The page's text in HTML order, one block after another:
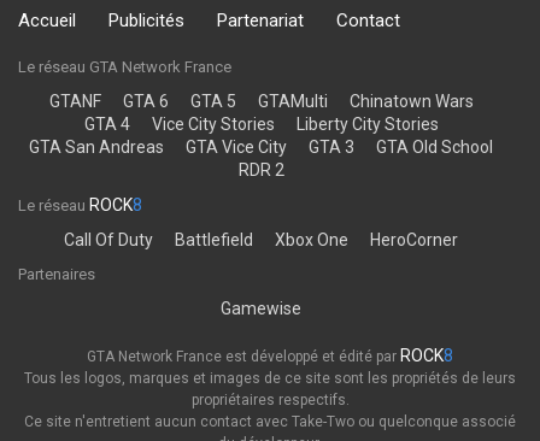
Accueil Publicités Partenariat Contact
Le réseau GTA Network France
GTANF GTA 6 GTA 5 GTAMulti
Chinatown Wars
GTA 4
Vice City Stories
Liberty City Stories
GTA San Andreas
GTA Vice City GTA 3
GTA Old School
RDR 2
Le réseau ROCK8
Call Of Duty
Battlefield Xbox One HeroCorner
Partenaires
Gamewise
GTA Network France est développé et édité par ROCK8
Tous les logos, marques et images de ce site sont les propriétés de leurs
propriétaires respectifs.
Ce site n'entretient aucun contact avec Take-Two ou quelconque associé